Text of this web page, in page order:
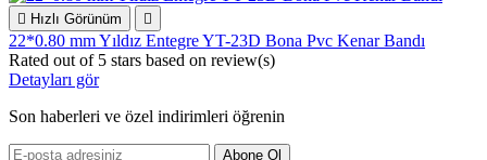
 Hızlı Görünüm 
22*0.80 mm Yıldız Entegre YT-23D Bona Pvc Kenar Bandı
Rated out of 5 stars based on review(s)
Detayları gör
Son haberleri ve özel indirimleri öğrenin